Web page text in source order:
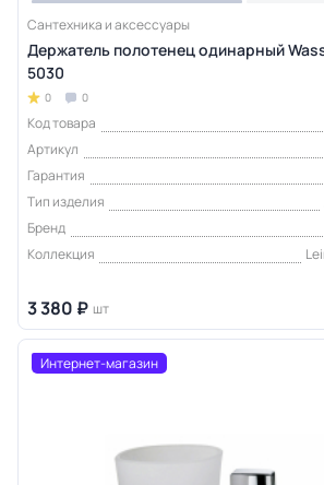
Сантехника и аксессуары
Держатель полотенец одинарный
5030
0 0
Код товара
Артикул
Гарантия
Тип изделия
Бренд
Коллекция
3 380 ₽ шт
Интернет-магазин